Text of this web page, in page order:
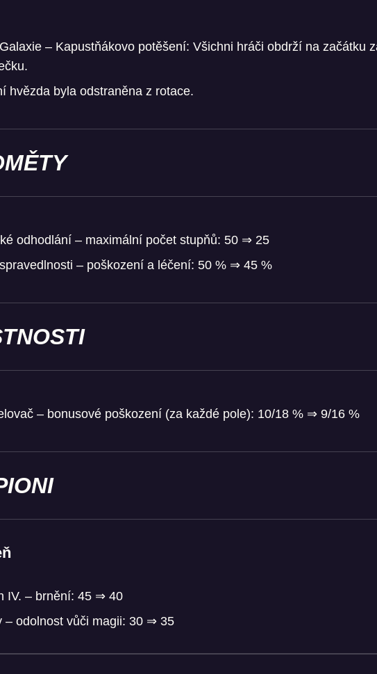
– Kapustňákovo potěšení: Všichni hráči obdrží na začátku
hvězda byla odstraněna z rotace.
odhodlání – maximální počet stupňů: 50 ⇒ 25
– poškození a léčení: 50 % ⇒ 45 %
– bonusové poškození (za každé pole): 10/18 % ⇒ 9/16 %
IV. – brnění: 45 ⇒ 40
– odolnost vůči magii: 30 ⇒ 35